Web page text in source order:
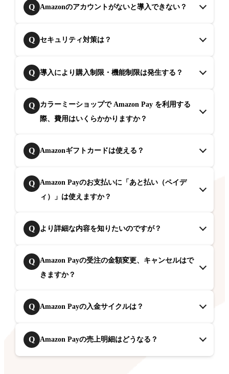
Q Amazonのアカウントがないと導入できない？
Q セキュリティ対策は？
Q 導入により購入制限・機能制限は発生する？
Q
カラーミーショップで Amazon Pay を利用する
際、費用はいくらかかりますか？
Q Amazonギフトカードは使える？
Q
Amazon Payのお支払いに「あと払い（ペイデ
ィ）」は使えますか？
Q より詳細な内容を知りたいのですが？
Q
Amazon Payの受注の金額変更、キャンセルはで
きますか？
Q Amazon Payの入金サイクルは？
Q Amazon Payの売上明細はどうなる？